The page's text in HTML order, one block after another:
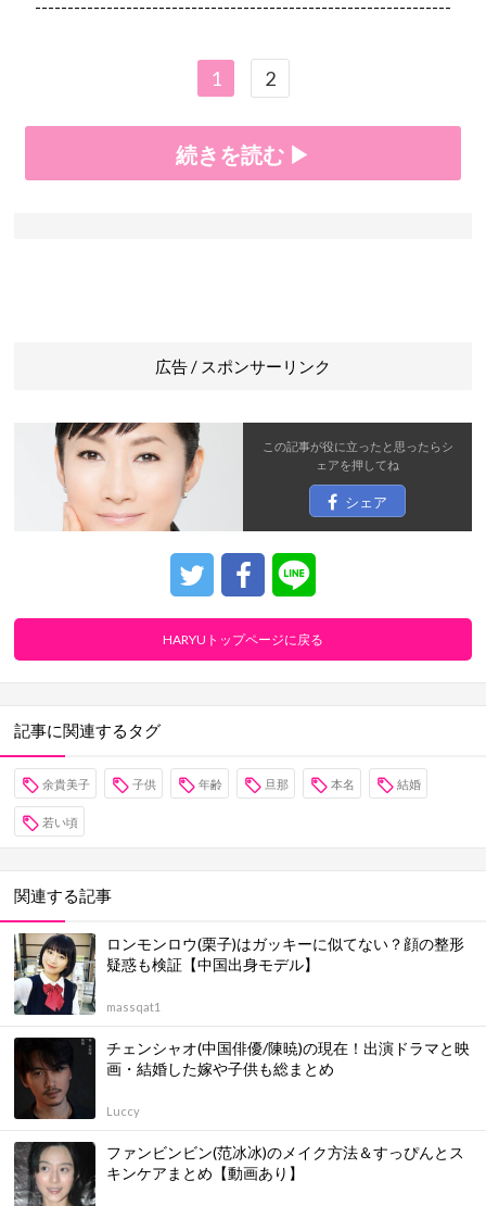
----------------------------------------------------------------
1 2
続きを読む ▶
広告 / スポンサーリンク
この記事が役に立ったと思ったらシ
ェアを押してね
シェア
HARYUトップページに戻る
記事に関連するタグ
余貴美子 子供 年齢 旦那 本名 結婚
若い頃
関連する記事
ロンモンロウ(栗子)はガッキーに似てない？顔の整形
疑惑も検証【中国出身モデル】
massqat1
チェンシャオ(中国俳優/陳暁)の現在！出演ドラマと映
画・結婚した嫁や子供も総まとめ
Luccy
ファンビンビン(范冰冰)のメイク方法＆すっぴんとス
キンケアまとめ【動画あり】